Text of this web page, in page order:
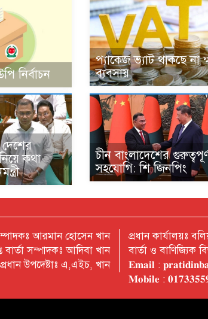
নির্বাচন
প্যাকেজ ভ্যাট থাকছে না
ব্যবসায়
কথা
চীন বাংলাদেশের
সহযোগি: শি জিনপিং
আরমান হোসেন খান
বার্তা সম্পাদকঃ আদিবা খান
প্রধান উপদেষ্টাঃ এ,এইচ, খান
প্রধান কার্যালয়ঃ
বার্তা ও বাণিজ্যিক
𝐄𝐦𝐚𝐢𝐥 :
𝐌𝐨𝐛𝐢𝐥𝐞 :